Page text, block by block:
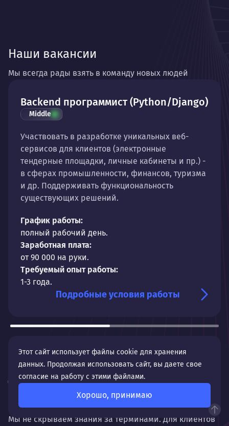
Наши вакансии
Мы всегда рады взять в команду новых людей
Backend программист (Python/Django)
Middle
Участвовать в разработке уникальных веб-
сервисов для клиентов (электронные
тендерные площадки, личные кабинеты и пр.) -
в сферах промышленности, финансов, туризма
и др. Поддерживать функциональность
существующих решений.
График работы:
полный рабочий день.
Заработная плата:
от 90 000 на руки.
Требуемый опыт работы:
1-3 года.
Подробные условия работы
Делимся экспертизой
Перейти в справочник
Мы не скрываем знания за терминами. Для клиентов
Этот сайт использует файлы cookie для хранения
данных. Продолжая использовать сайт, вы даете свое
согласие на работу с этими файлами.
Хорошо, принимаю